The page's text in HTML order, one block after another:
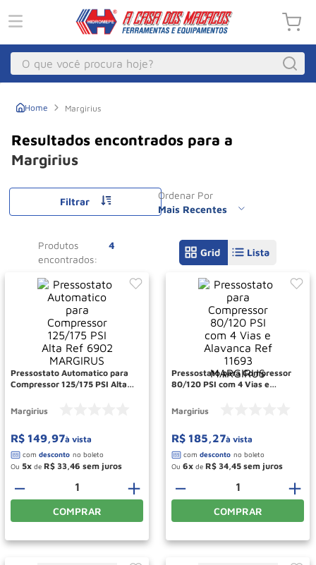
O que você procura hoje?
Margirius
Margirius
Ordenar Por
Mais Recentes
Filtrar
4
Produtos
Pressostato Automatico para
Compressor 125/175 PSI Alta
Margirius
R$ 149,97à vista
Ou 5 de R$ 33,46
＋
－
COMPRAR
Pressostato para Compressor
80/120 PSI com 4 Vias e
MARGIRUS
Margirius
R$ 185,27à vista
Ou 6 de R$ 34,45
＋
－
COMPRAR
1 º Macacos
Macaco Hidraulico
Macaco Jacare
Macaco
Rodizio
Talha
Roda